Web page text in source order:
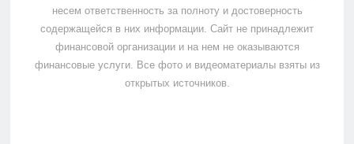
несем ответственность за полноту и достоверность
содержащейся в них информации. Сайт не принадлежит
финансовой организации и на нем не оказываются
финансовые услуги. Все фото и видеоматериалы взяты из
открытых источников.